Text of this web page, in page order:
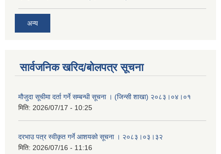
अन्य
सार्वजनिक खरिद/बोलपत्र सूचना
मौजुदा सूचीमा दर्ता गर्ने सम्बन्धी सूचना । (जिन्सी शाखा) २०८३।०४।०१
मिति: 2026/07/17 - 10:25
दरभाउ पत्र स्वीकृत गर्ने आशयको सूचना । २०८३।०३।३२
मिति: 2026/07/16 - 11:16